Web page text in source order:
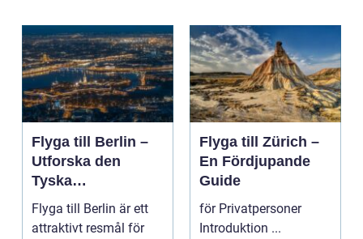
Flyga till Berlin –
Utforska den
Tyska
Huvudstaden på
Nära Håll
Flyga till Berlin är ett
attraktivt resmål för
Flyga till Zürich –
En Fördjupande
Guide
för Privatpersoner
Introduktion ...